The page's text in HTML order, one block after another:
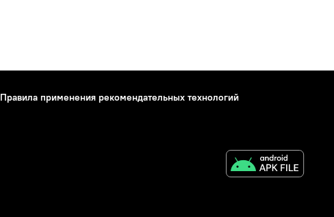
Правила применения рекомендательных технологий